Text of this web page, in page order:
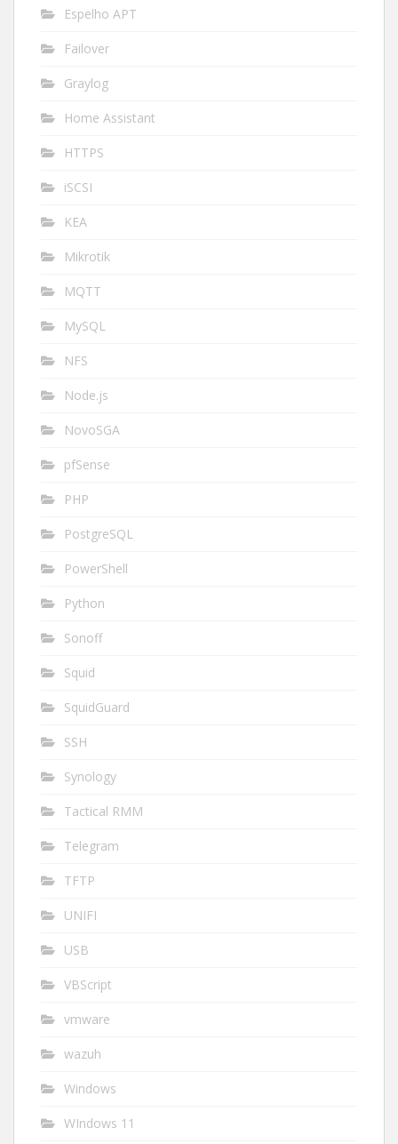
Espelho APT
Failover
Graylog
Home Assistant
HTTPS
iSCSI
KEA
Mikrotik
MQTT
MySQL
NFS
Node.js
NovoSGA
pfSense
PHP
PostgreSQL
PowerShell
Python
Sonoff
Squid
SquidGuard
SSH
Synology
Tactical RMM
Telegram
TFTP
UNIFI
USB
VBScript
vmware
wazuh
Windows
WIndows 11